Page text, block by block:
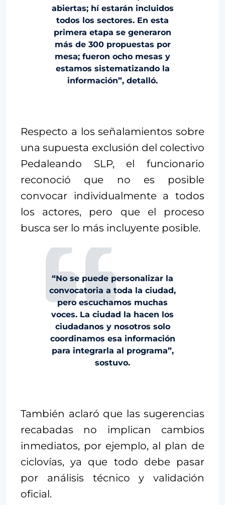
abiertas; hí estarán incluidos
todos los sectores. En esta
primera etapa se generaron
más de 300 propuestas por
mesa; fueron ocho mesas y
estamos sistematizando la
información”, detalló.
Respecto a los señalamientos sobre
una supuesta exclusión del colectivo
Pedaleando SLP, el funcionario
reconoció que no es posible
convocar individualmente a todos
los actores, pero que el proceso
busca ser lo más incluyente posible.
“No se puede personalizar la
convocatoria a toda la ciudad,
pero escuchamos muchas
voces. La ciudad la hacen los
ciudadanos y nosotros solo
coordinamos esa información
para integrarla al programa”,
sostuvo.
También aclaró que las sugerencias
recabadas no implican cambios
inmediatos, por ejemplo, al plan de
ciclovías, ya que todo debe pasar
por análisis técnico y validación
oficial.